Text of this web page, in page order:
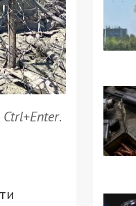
Ctrl+Enter.